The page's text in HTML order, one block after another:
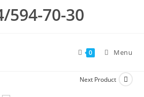
594-70-30
0 Menu
Next Product